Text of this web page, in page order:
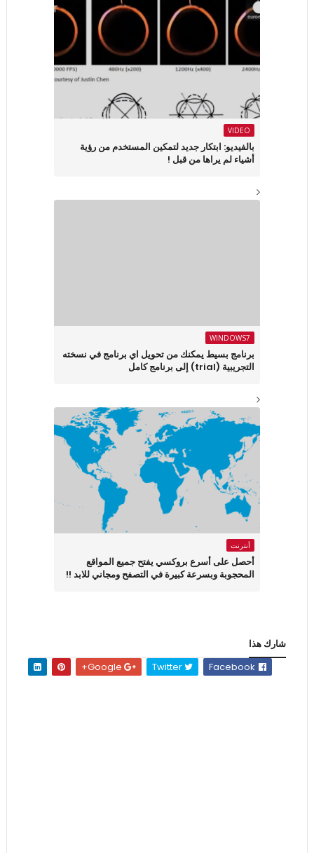
VIDEO
بالفيديو: ابتكار جديد لتمكين المستخدم من رؤية
أشياء لم يراها من قبل !
WINDOWS7
برنامج بسيط يمكنك من تحويل اي برنامج في نسخته
التجريبية (trial) إلى برنامج كامل
أنترنت
أحصل على أسرع بروكسي يفتح جميع المواقع
المحجوبة وبسرعة كبيرة في التصفح ومجاني للابد !!
شارك هذا
Twitter